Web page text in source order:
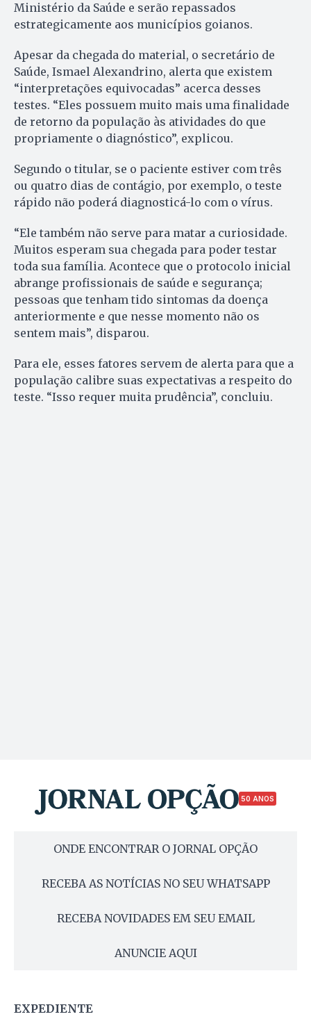
Ministério da Saúde e serão repassados
estrategicamente aos municípios goianos.
Apesar da chegada do material, o secretário de
Saúde, Ismael Alexandrino, alerta que existem
“interpretações equivocadas” acerca desses
testes. “Eles possuem muito mais uma finalidade
de retorno da população às atividades do que
propriamente o diagnóstico”, explicou.
Segundo o titular, se o paciente estiver com três
ou quatro dias de contágio, por exemplo, o teste
rápido não poderá diagnosticá-lo com o vírus.
“Ele também não serve para matar a curiosidade.
Muitos esperam sua chegada para poder testar
toda sua família. Acontece que o protocolo inicial
abrange profissionais de saúde e segurança;
pessoas que tenham tido sintomas da doença
anteriormente e que nesse momento não os
sentem mais”, disparou.
Para ele, esses fatores servem de alerta para que a
população calibre suas expectativas a respeito do
teste. “Isso requer muita prudência”, concluiu.
50 ANOS
ONDE ENCONTRAR O JORNAL OPÇÃO
RECEBA AS NOTÍCIAS NO SEU WHATSAPP
RECEBA NOVIDADES EM SEU EMAIL
ANUNCIE AQUI
EXPEDIENTE